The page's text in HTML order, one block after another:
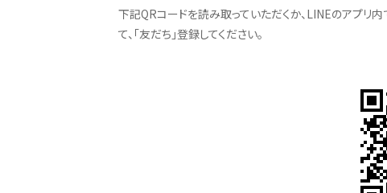
下記QRコードを読み取っていただくか、LINEのアプリ
て、「友だち」登録してください。